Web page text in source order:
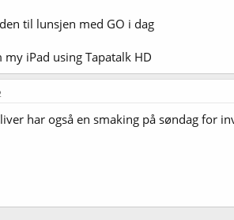
til lunsjen med GO i dag
my iPad using Tapatalk HD
har også en smaking på søndag for